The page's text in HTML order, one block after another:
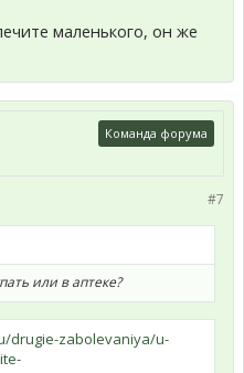
маленького, он же
Команда форума
#7
или в аптеке?
drugie-zabolevaniya/u-